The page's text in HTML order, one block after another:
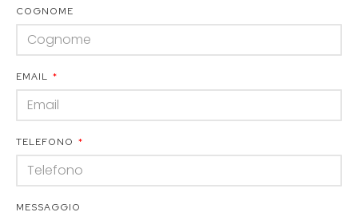
COGNOME
EMAIL
TELEFONO
MESSAGGIO